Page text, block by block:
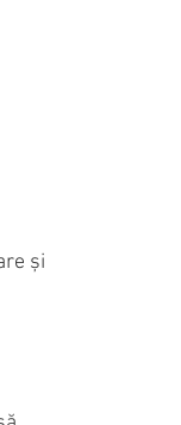
și